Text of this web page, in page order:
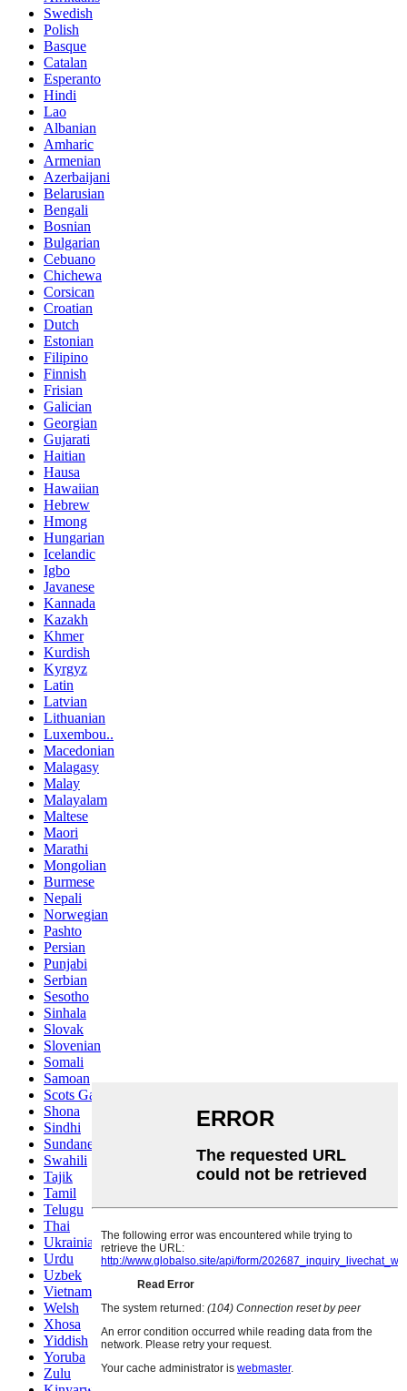
Swedish
Polish
Basque
Catalan
Esperanto
Hindi
Lao
Albanian
Amharic
Armenian
Azerbaijani
Belarusian
Bengali
Bosnian
Bulgarian
Cebuano
Chichewa
Corsican
Croatian
Dutch
Estonian
Filipino
Finnish
Frisian
Galician
Georgian
Gujarati
Haitian
Hausa
Hawaiian
Hebrew
Hmong
Hungarian
Icelandic
Igbo
Javanese
Kannada
Kazakh
Khmer
Kurdish
Kyrgyz
Latin
Latvian
Lithuanian
Luxembou..
Macedonian
Malagasy
Malay
Malayalam
Maltese
Maori
Marathi
Mongolian
Burmese
Nepali
Norwegian
Pashto
Persian
Punjabi
Serbian
Sesotho
Sinhala
Slovak
Slovenian
Somali
Samoan
Scots Gaelic
Shona
Sindhi
Sundanese
Swahili
Tajik
Tamil
Telugu
Thai
Ukrainian
Urdu
Uzbek
Vietnamese
Welsh
Xhosa
Yiddish
Yoruba
Zulu